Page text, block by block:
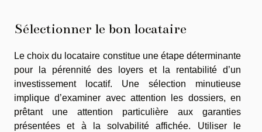
Sélectionner le bon locataire
Le choix du locataire constitue une étape déterminante
pour la pérennité des loyers et la rentabilité d’un
investissement locatif. Une sélection minutieuse
implique d’examiner avec attention les dossiers, en
prêtant une attention particulière aux garanties
présentées et à la solvabilité affichée. Utiliser le